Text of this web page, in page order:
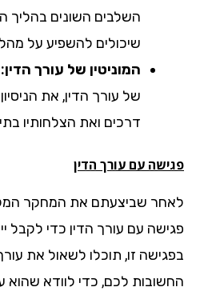
השלבים השונים בהליך
שיכולים להשפיע על מהלך
המוניטין של עורך הדין:
של עורך הדין, את הניסיון
דרכים ואת הצלחותיו בתיקים
עם עורך הדין
שביצעתם את המחקר המקדים,
עם עורך הדין כדי לקבל ייעוץ
זו, תוכלו לשאול את עורך
לכם, כדי לוודא שהוא